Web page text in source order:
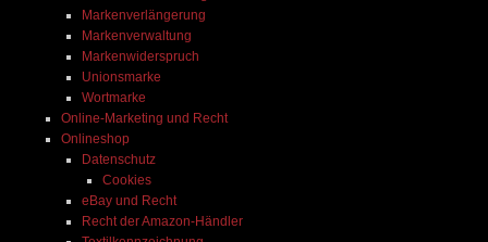
Markenverlängerung
Markenverwaltung
Markenwiderspruch
Unionsmarke
Wortmarke
Online-Marketing und Recht
Onlineshop
Datenschutz
Cookies
eBay und Recht
Recht der Amazon-Händler